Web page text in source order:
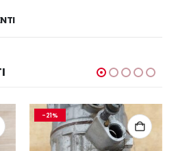
-21%